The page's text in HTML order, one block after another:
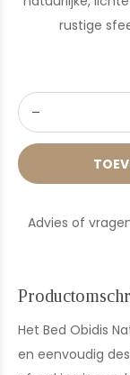
rustige
Advies of
Het Bed Obidis
en eenvoudig